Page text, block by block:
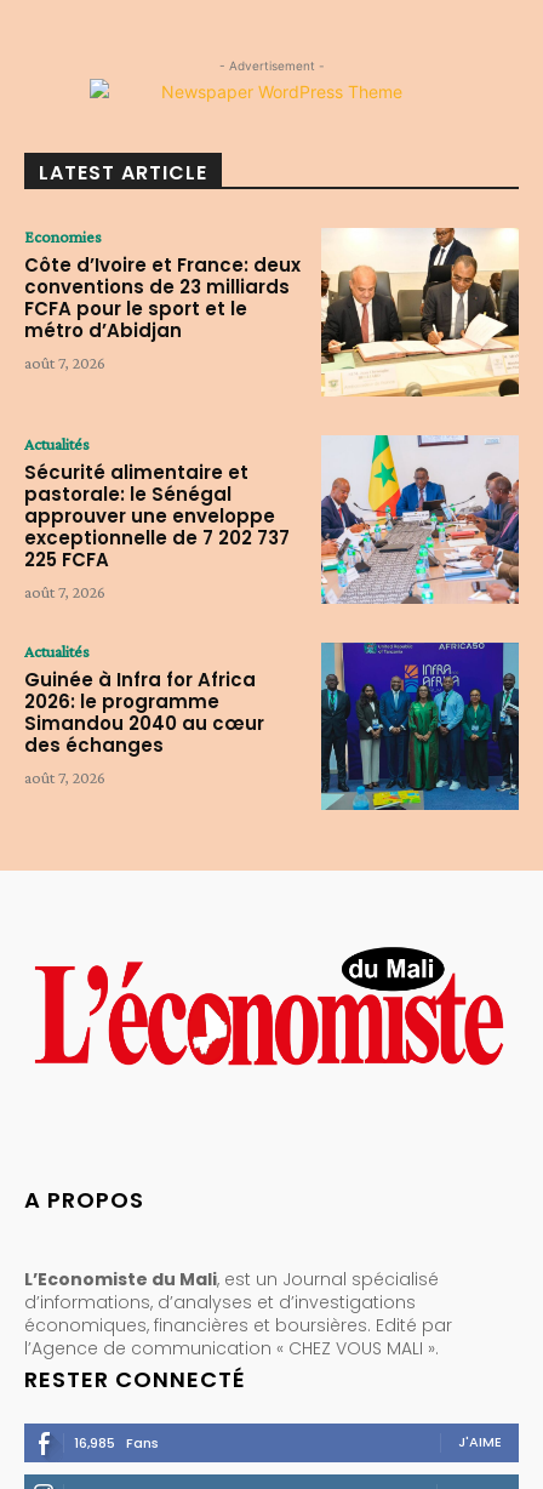
- Advertisement -
LATEST ARTICLE
Economies
Côte d’Ivoire et France: deux
conventions de 23 milliards
FCFA pour le sport et le
métro d’Abidjan
août 7, 2026
Actualités
Sécurité alimentaire et
pastorale: le Sénégal
approuver une enveloppe
exceptionnelle de 7 202 737
225 FCFA
août 7, 2026
Actualités
Guinée à Infra for Africa
2026: le programme
Simandou 2040 au cœur
des échanges
août 7, 2026
A PROPOS
L’Economiste du Mali, est un Journal spécialisé
d’informations, d’analyses et d’investigations
économiques, financières et boursières. Edité par
l’Agence de communication « CHEZ VOUS MALI ».
RESTER CONNECTÉ
16,985 Fans J'AIME